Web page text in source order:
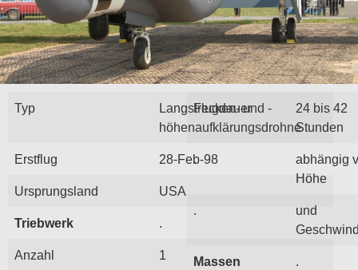
Typ
Langstrecken- und -
höhenaufklärungsdrohne
Erstflug 28-Feb-98
Ursprungsland USA
Triebwerk .
Anzahl 1
Flugdauer
24 bis 42
Stunden
.
abhängig
Höhe
.
und
Massen .